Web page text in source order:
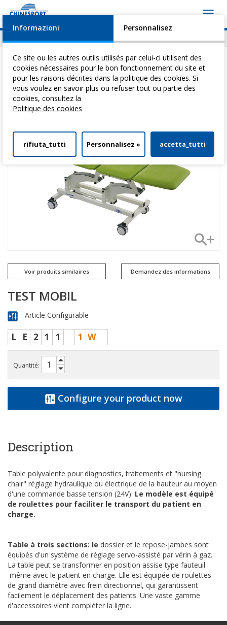
Actualités Evénements Video Download
Vous êtes ici: Home>Tables Pour ThéRapie>Test Line> Test Mobil
Voir produits similaires Demandez des informations
TEST MOBIL
Article Configurable
L E 2 1 1 1 W
Quantité:
Configure your product now
Description
Table polyvalente pour diagnostics, traitements et "nursing
chair" réglage hydraulique ou électrique de la hauteur au moyen
d'une commande basse tension (24V). Le modèle est équipé
de roulettes pour faciliter le transport du patient en
charge.
Table à trois sections: le dossier et le repose-jambes sont
équipés d'un système de réglage servo-assisté par vérin à gaz.
La table peut se transformer en position assise type fauteuil
même avec le patient en charge. Elle est équipée de roulettes
de grand diamètre avec frein directionnel, qui garantissent
facilement le déplacement des patients. Une vaste gamme
d'accessoires vient compléter la ligne.
Informazioni Personnalisez
Ce site ou les autres outils utilisés par celui-ci utilisent des
cookies nécessaires pour le bon fonctionnement du site et
pour les raisons décrites dans la politique des cookies. Si
vous voulez en savoir plus ou refuser tout ou partie des
cookies, consultez la
Politique des cookies
rifiuta_tutti Personnalisez » accetta_tutti